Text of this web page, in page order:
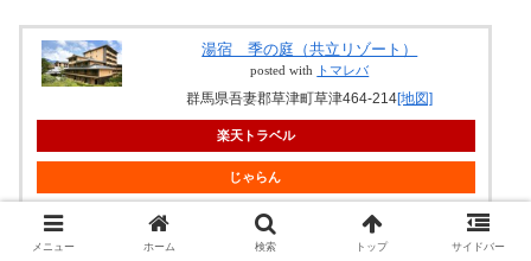
湯宿 季の庭（共立リゾート）
posted with トマレバ
群馬県吾妻郡草津町草津464-214[地図]
楽天トラベル
じゃらん
JTB
メニュー ホーム 検索 トップ サイドバー